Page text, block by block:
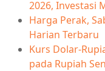
2026, Investasi
Harga Perak,
Harian Terbaru
Kurs Dolar-
pada Rupiah